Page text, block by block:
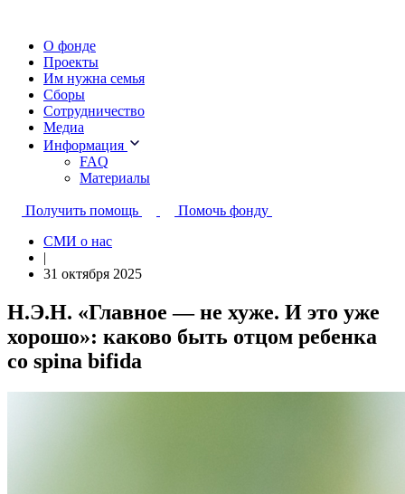
О фонде
Проекты
Им нужна семья
Сборы
Сотрудничество
Медиа
Информация
FAQ
Материалы
Получить помощь
Помочь фонду
СМИ о нас
|
31 октября 2025
Н.Э.Н. «Главное — не хуже. И это уже
хорошо»: каково быть отцом ребенка
со spina bifida